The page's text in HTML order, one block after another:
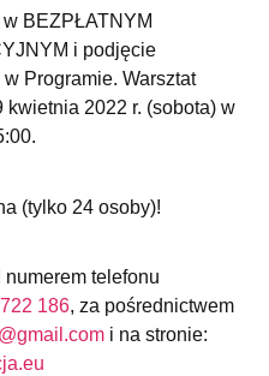
BEZPŁATNYM
i podjęcie
Programie. Warsztat
2022 r. (sobota) w
(tylko 24 osoby)!
numerem telefonu
186, za pośrednictwem
i na stronie: